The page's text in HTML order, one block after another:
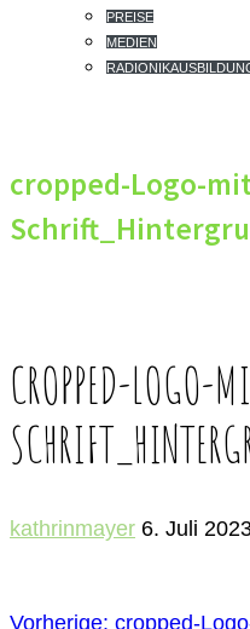
PREISE
MEDIEN
cropped-Logo-
CROPPED-LOGO-
kathrinmayer 6. Juli
Vorherige: Vorheriger
cropped-